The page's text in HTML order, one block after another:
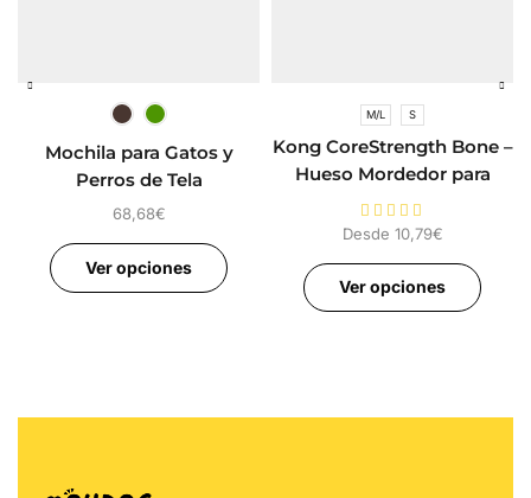
Mochila para Gatos y
Perros de Tela
68,68€
Ver opciones
M/L S
Kong CoreStrength Bone –
Hueso Mordedor para
Perros
Desde 10,79€
Ver opciones